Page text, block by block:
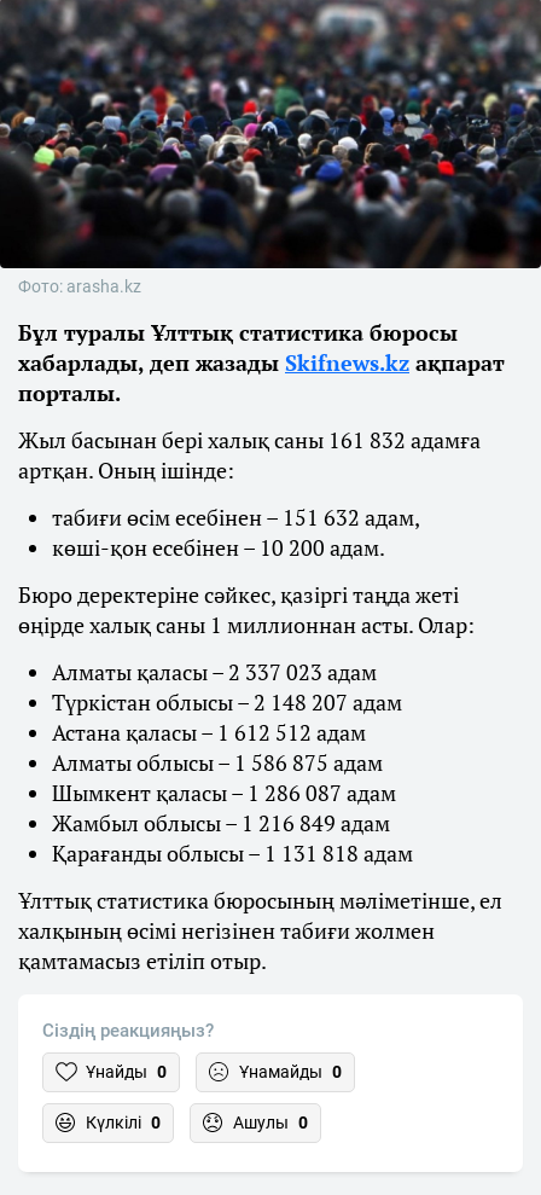
Фото: arasha.kz
Бұл туралы Ұлттық статистика бюросы
хабарлады, деп жазады Skifnews.kz ақпарат
порталы.
Жыл басынан бері халық саны 161 832 адамға
артқан. Оның ішінде:
табиғи өсім есебінен – 151 632 адам,
көші-қон есебінен – 10 200 адам.
Бюро деректеріне сәйкес, қазіргі таңда жеті
өңірде халық саны 1 миллионнан асты. Олар:
Алматы қаласы – 2 337 023 адам
Түркістан облысы – 2 148 207 адам
Астана қаласы – 1 612 512 адам
Алматы облысы – 1 586 875 адам
Шымкент қаласы – 1 286 087 адам
Жамбыл облысы – 1 216 849 адам
Қарағанды облысы – 1 131 818 адам
Ұлттық статистика бюросының мәліметінше, ел
халқының өсімі негізінен табиғи жолмен
қамтамасыз етіліп отыр.
Сіздің реакцияңыз?
Ұнайды 0 Ұнамайды 0
Күлкілі 0 Ашулы 0